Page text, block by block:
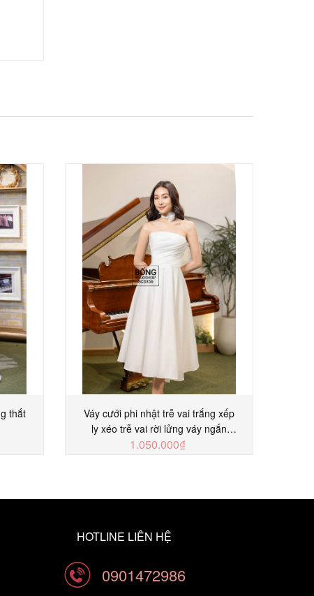
thắt
Váy cưới phi nhật trễ vai trắng xếp
ly xéo trễ vai rời lửng váy ngắn
SCD356T
1.050.000₫
HOTLINE LIÊN HỆ
0901472986